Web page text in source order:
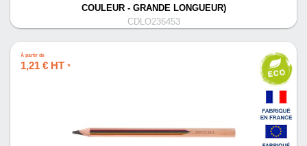
COULEUR - GRANDE LONGUEUR)
CDLO236453
À partir de
1,21 € HT *